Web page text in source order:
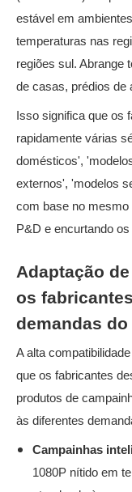
estável em
temperaturas nas
regiões sul. Abrange
de casas, prédios de
Isso significa que os
rapidamente várias
domésticos',
externos', 'modelos
com base no mesmo
P&D e encurtando
Adaptação
os
demandas
A alta
que os fabricantes
produtos de
às diferentes
Campainhas
1080P nítido em